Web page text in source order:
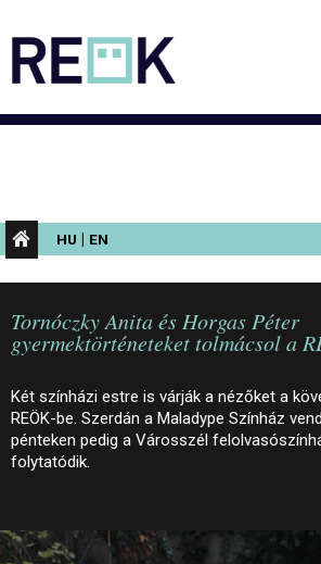
HU | EN
PROGRAMOK
KIÁLLÍTÁSOK
INFORMÁCIÓK
ELÉRHETŐSÉG
Tornóczky Anita és Horgas Péter
gyermektörténeteket tolmácsol a
Két színházi estre is várják a nézőket a
REÖK-be. Szerdán a Maladype Színház
pénteken pedig a Városszél
folytatódik.